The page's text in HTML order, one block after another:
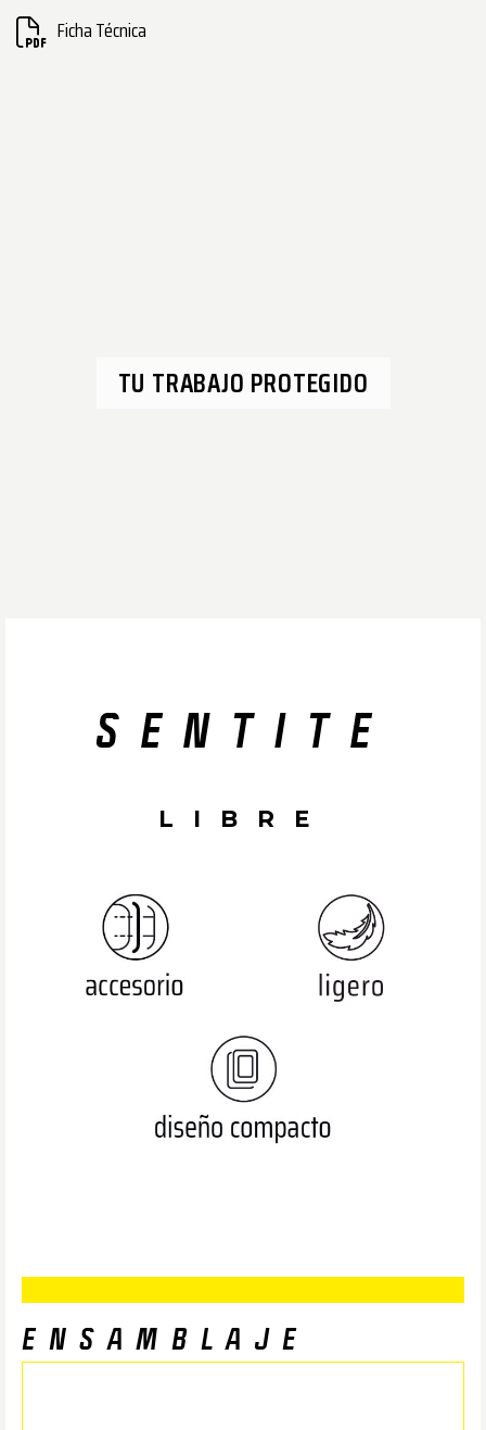
Ficha Técnica
TU TRABAJO PROTEGIDO
SENTITE
LIBRE
ENSAMBLAJE